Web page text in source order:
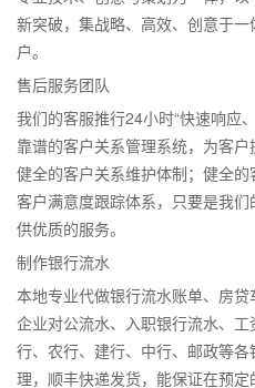
新突破，集战略、高效、创意于
户。
售后服务团队
我们的客服推行24小时“快速响应
靠谱的客户关系管理系统，为客
健全的客户关系维护体制；健全的
客户满意度跟踪体系，只要是我
供优质的服务。
制作银行流水
本地专业代做银行流水账单、房贷
企业对公流水、入职银行流水、
行、农行、建行、中行、邮政等
理，顺丰快递发货，能保证在预